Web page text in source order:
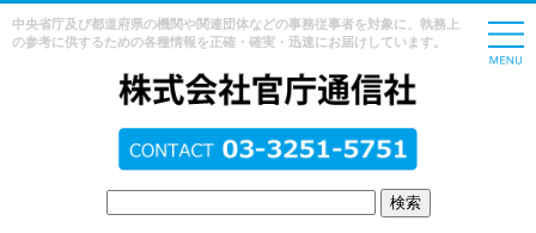
中央省庁及び都道府県の機関や関連団体などの事務従事者を対象に、執務上
の参考に供するための各種情報を正確・確実・迅速にお届けしています。